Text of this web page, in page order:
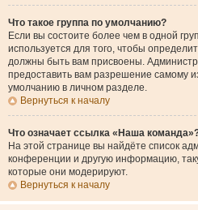
Что такое группа по умолчанию?
Если вы состоите более чем в одной
используется для того, чтобы
должны быть вам присвоены.
предоставить вам разрешение самому
умолчанию в личном разделе.
Вернуться к началу
Что означает ссылка «Наша
На этой странице вы найдёте список
конференции и другую информацию,
которые они модерируют.
Вернуться к началу